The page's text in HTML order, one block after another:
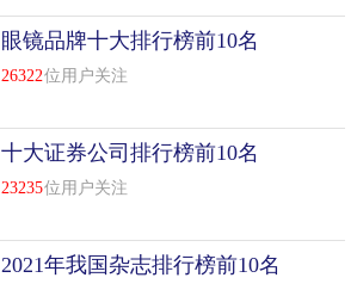
眼镜品牌十大排行榜前10名
26322位用户关注
十大证券公司排行榜前10名
23235位用户关注
2021年我国杂志排行榜前10名